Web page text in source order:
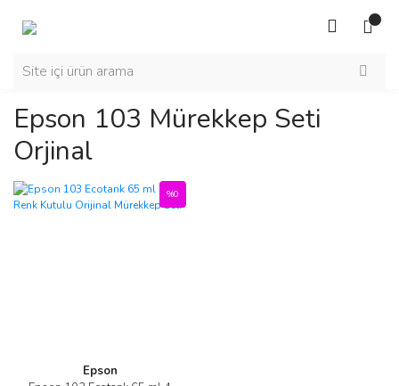
Epson 103 Mürekkep Seti
Orjinal
Epson
%0